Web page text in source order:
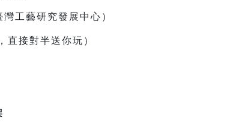
工藝研究發展中心）
直接對半送你玩）